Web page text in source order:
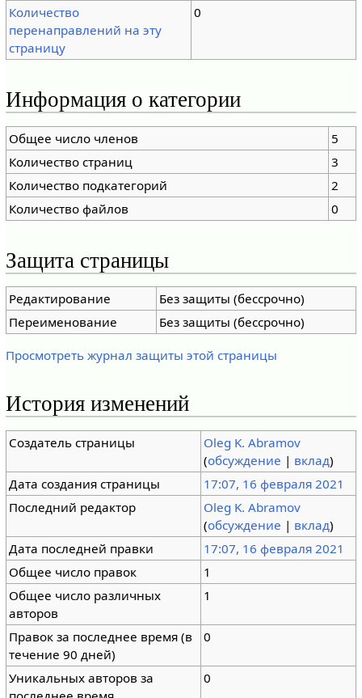
Количество
перенаправлений на эту
страницу
0
Информация о категории
Общее число членов
5
Количество страниц
3
Количество подкатегорий
2
Количество файлов
0
Защита страницы
Редактирование
Без защиты (бессрочно)
Переименование
Без защиты (бессрочно)
Просмотреть журнал защиты этой страницы
История изменений
Создатель страницы
Oleg K. Abramov
(обсуждение | вклад)
Дата создания страницы
17:07, 16 февраля 2021
Последний редактор
Oleg K. Abramov
(обсуждение | вклад)
Дата последней правки
17:07, 16 февраля 2021
Общее число правок
1
Общее число различных
авторов
1
Правок за последнее время (в
течение 90 дней)
0
Уникальных авторов за
0